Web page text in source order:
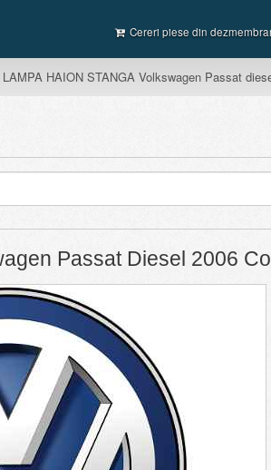
Cereri piese din
LAMPA HAION STANGA Volkswagen Passat
Passat Diesel 2006